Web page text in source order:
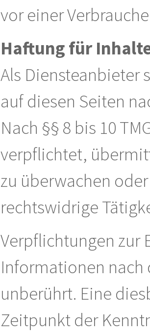
vor einer
Haftung für
Als Diensteanbieter
auf diesen Seiten
Nach §§ 8 bis 10
verpflichtet,
zu überwachen
rechtswidrige
Verpflichtungen zur
Informationen nach
unberührt. Eine
Zeitpunkt der